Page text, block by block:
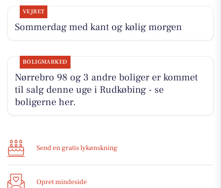
VEJRET
Sommerdag med kant og kølig morgen
BOLIGMARKED
Nørrebro 98 og 3 andre boliger er kommet
til salg denne uge i Rudkøbing - se
boligerne her.
Send en gratis lykønskning
Opret mindeside